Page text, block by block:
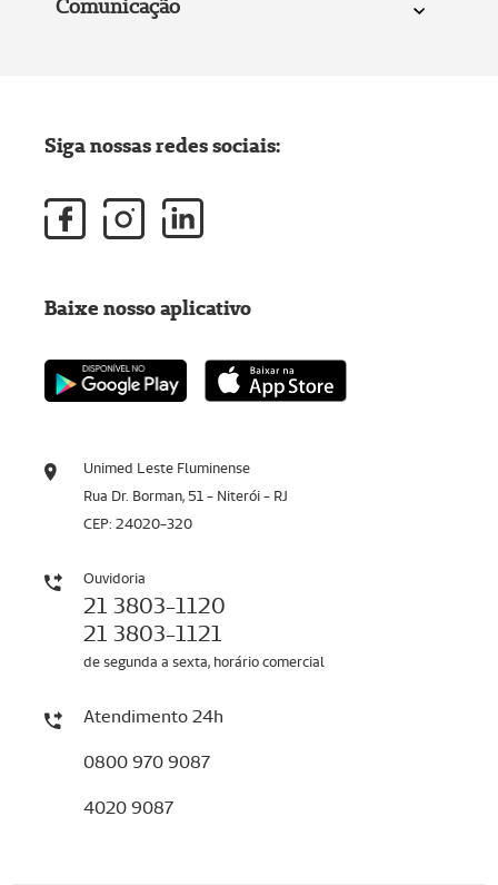
Comunicação
Unimed Leste Fluminense
Rua Dr. Borman, 51 - Niterói - RJ
CEP: 24020-320
Ouvidoria
21 3803-1120
21 3803-1121
de segunda a sexta, horário comercial
Atendimento 24h
0800 970 9087
4020 9087
Siga nossas redes sociais:
Baixe nosso aplicativo